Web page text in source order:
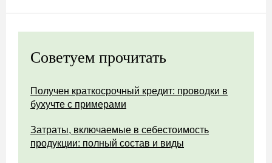
Советуем прочитать
Получен краткосрочный кредит: проводки в
бухучте с примерами
Затраты, включаемые в себестоимость
продукции: полный состав и виды